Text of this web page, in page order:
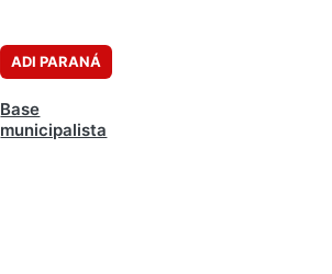
ADI PARANÁ
Base
municipalista